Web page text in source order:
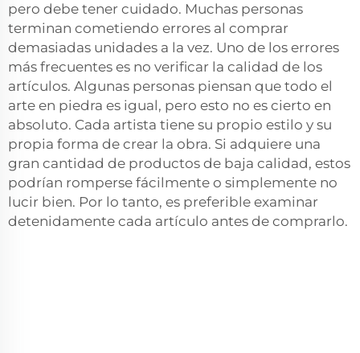
pero debe tener cuidado. Muchas personas
terminan cometiendo errores al comprar
demasiadas unidades a la vez. Uno de los errores
más frecuentes es no verificar la calidad de los
artículos. Algunas personas piensan que todo el
arte en piedra es igual, pero esto no es cierto en
absoluto. Cada artista tiene su propio estilo y su
propia forma de crear la obra. Si adquiere una
gran cantidad de productos de baja calidad, estos
podrían romperse fácilmente o simplemente no
lucir bien. Por lo tanto, es preferible examinar
detenidamente cada artículo antes de comprarlo.